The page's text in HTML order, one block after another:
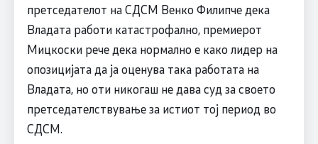
претседателот на СДСМ Венко Филипче дека
Владата работи катастрофално, премиерот
Мицкоски рече дека нормално е како лидер на
опозицијата да ја оценува така работата на
Владата, но оти никогаш не дава суд за своето
претседателствување за истиот тој период во
СДСМ.